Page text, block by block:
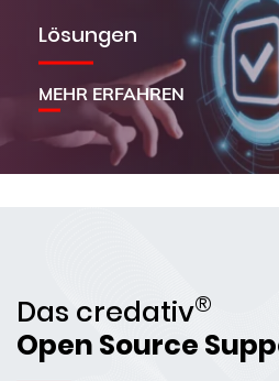
Lösungen
MEHR ERFAHREN
Das credativ®
Open Source